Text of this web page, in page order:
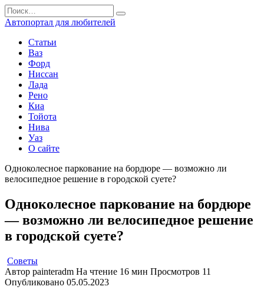
Перейти
к
содержанию
Search
for:
Автопортал для любителей
Статьи
Ваз
Форд
Ниссан
Лада
Рено
Киа
Тойота
Нива
Уаз
О сайте
Одноколесное паркование на бордюре — возможно ли
велосипедное решение в городской суете?
Одноколесное паркование на бордюре
— возможно ли велосипедное решение
в городской суете?
Советы
Автор painteradm На чтение 16 мин Просмотров 11
Опубликовано 05.05.2023